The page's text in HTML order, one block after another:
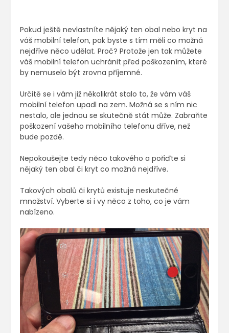
Pokud ještě nevlastníte nějaký ten obal nebo kryt na
váš mobilní telefon, pak byste s tím měli co možná
nejdříve něco udělat. Proč? Protože jen tak můžete
váš mobilní telefon uchránit před poškozením, které
by nemuselo být zrovna příjemné.
Určitě se i vám již několikrát stalo to, že vám váš
mobilní telefon upadl na zem. Možná se s ním nic
nestalo, ale jednou se skutečně stát může. Zabraňte
poškození vašeho mobilního telefonu dříve, než
bude pozdě.
Nepokoušejte tedy něco takového a pořiďte si
nějaký ten obal či kryt co možná nejdříve.
Takových obalů či krytů existuje neskutečné
množství. Vyberte si i vy něco z toho, co je vám
nabízeno.